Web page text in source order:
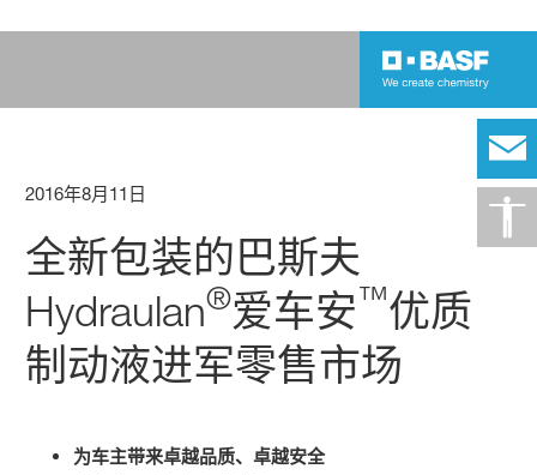
2016年8月11日
全新包装的巴斯夫
Hydraulan®爱车安™优质
制动液进军零售市场
为车主带来卓越品质、卓越安全